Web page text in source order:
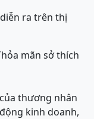
ra trên thị
mãn sở thích
thương nhân
kinh doanh,